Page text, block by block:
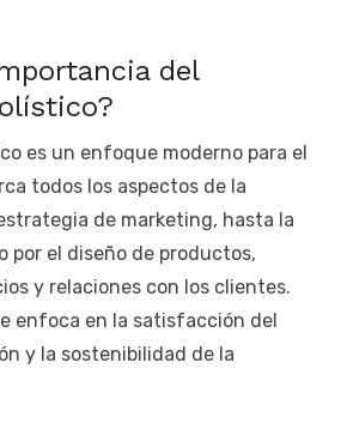
del
es un enfoque moderno para el
todos los aspectos de la
de marketing, hasta la
por el diseño de productos,
y relaciones con los clientes.
enfoca en la satisfacción del
y la sostenibilidad de la